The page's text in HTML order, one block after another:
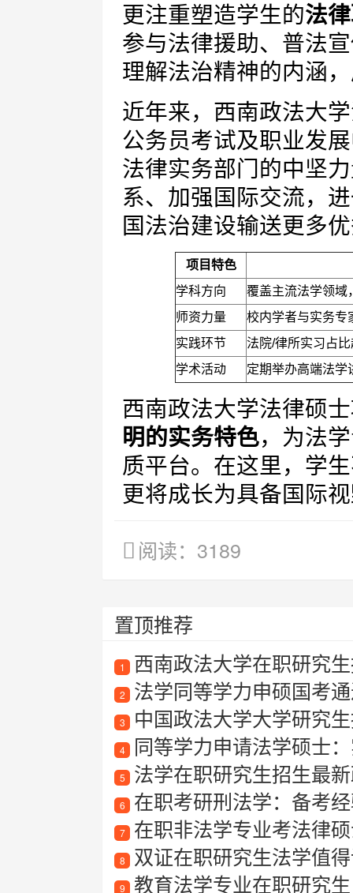
更注重塑造学生的法
参与法律援助、普法
理解法治精神的内涵
近年来，西南政法大
公务员考试及职业发
法律实务部门的中坚
系、加强国际交流，
国法治建设输送更多
项目特色
学科方向
覆盖主流法学领域
师资力量
校内学者与实务专
实践环节
法院/律所实习占
学术活动
定期举办高端法学
西南政法大学法律硕
明的实务特色，为法
质平台。在这里，学
更将成长为具备国际
阅读：3189
置顶推荐
1 西南政法大学在职研究
2 法学同等学力申硕国考
3 中国政法大学大学研究
4 同等学力申请法学硕士
5 法学在职研究生招生最
6 在职考研刑法学：备考
7 在职非法学专业考法律
8 双证在职研究生法学值得
9 教育法学专业在职研究生